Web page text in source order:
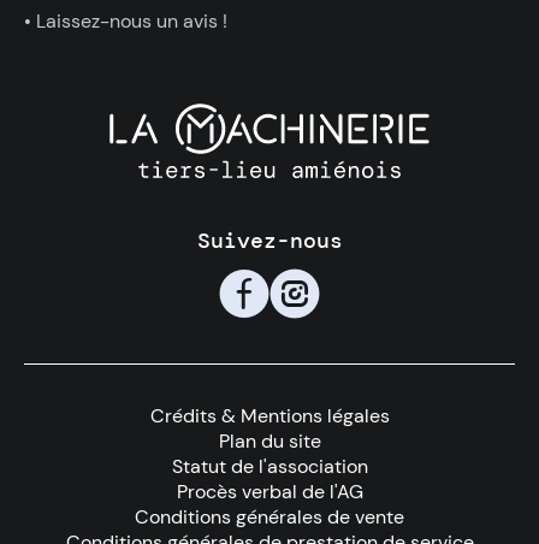
• Laissez-nous un avis !
Suivez-nous
🇫 📸
Crédits & Mentions légales
Plan du site
Statut de l'association
Procès verbal de l'AG
Conditions générales de vente